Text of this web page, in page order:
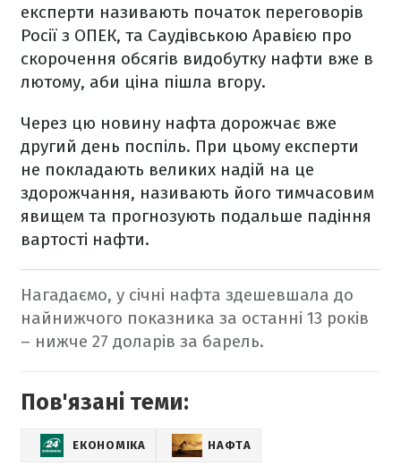
експерти називають початок переговорів
Росії з ОПЕК, та Саудівською Аравією про
скорочення обсягів видобутку нафти вже в
лютому, аби ціна пішла вгору.
Через цю новину нафта дорожчає вже
другий день поспіль. При цьому експерти
не покладають великих надій на це
здорожчання, називають його тимчасовим
явищем та прогнозують подальше падіння
вартості нафти.
Нагадаємо, у січні нафта здешевшала до
найнижчого показника за останні 13 років
– нижче 27 доларів за барель.
Пов'язані теми:
ЕКОНОМІКА НАФТА